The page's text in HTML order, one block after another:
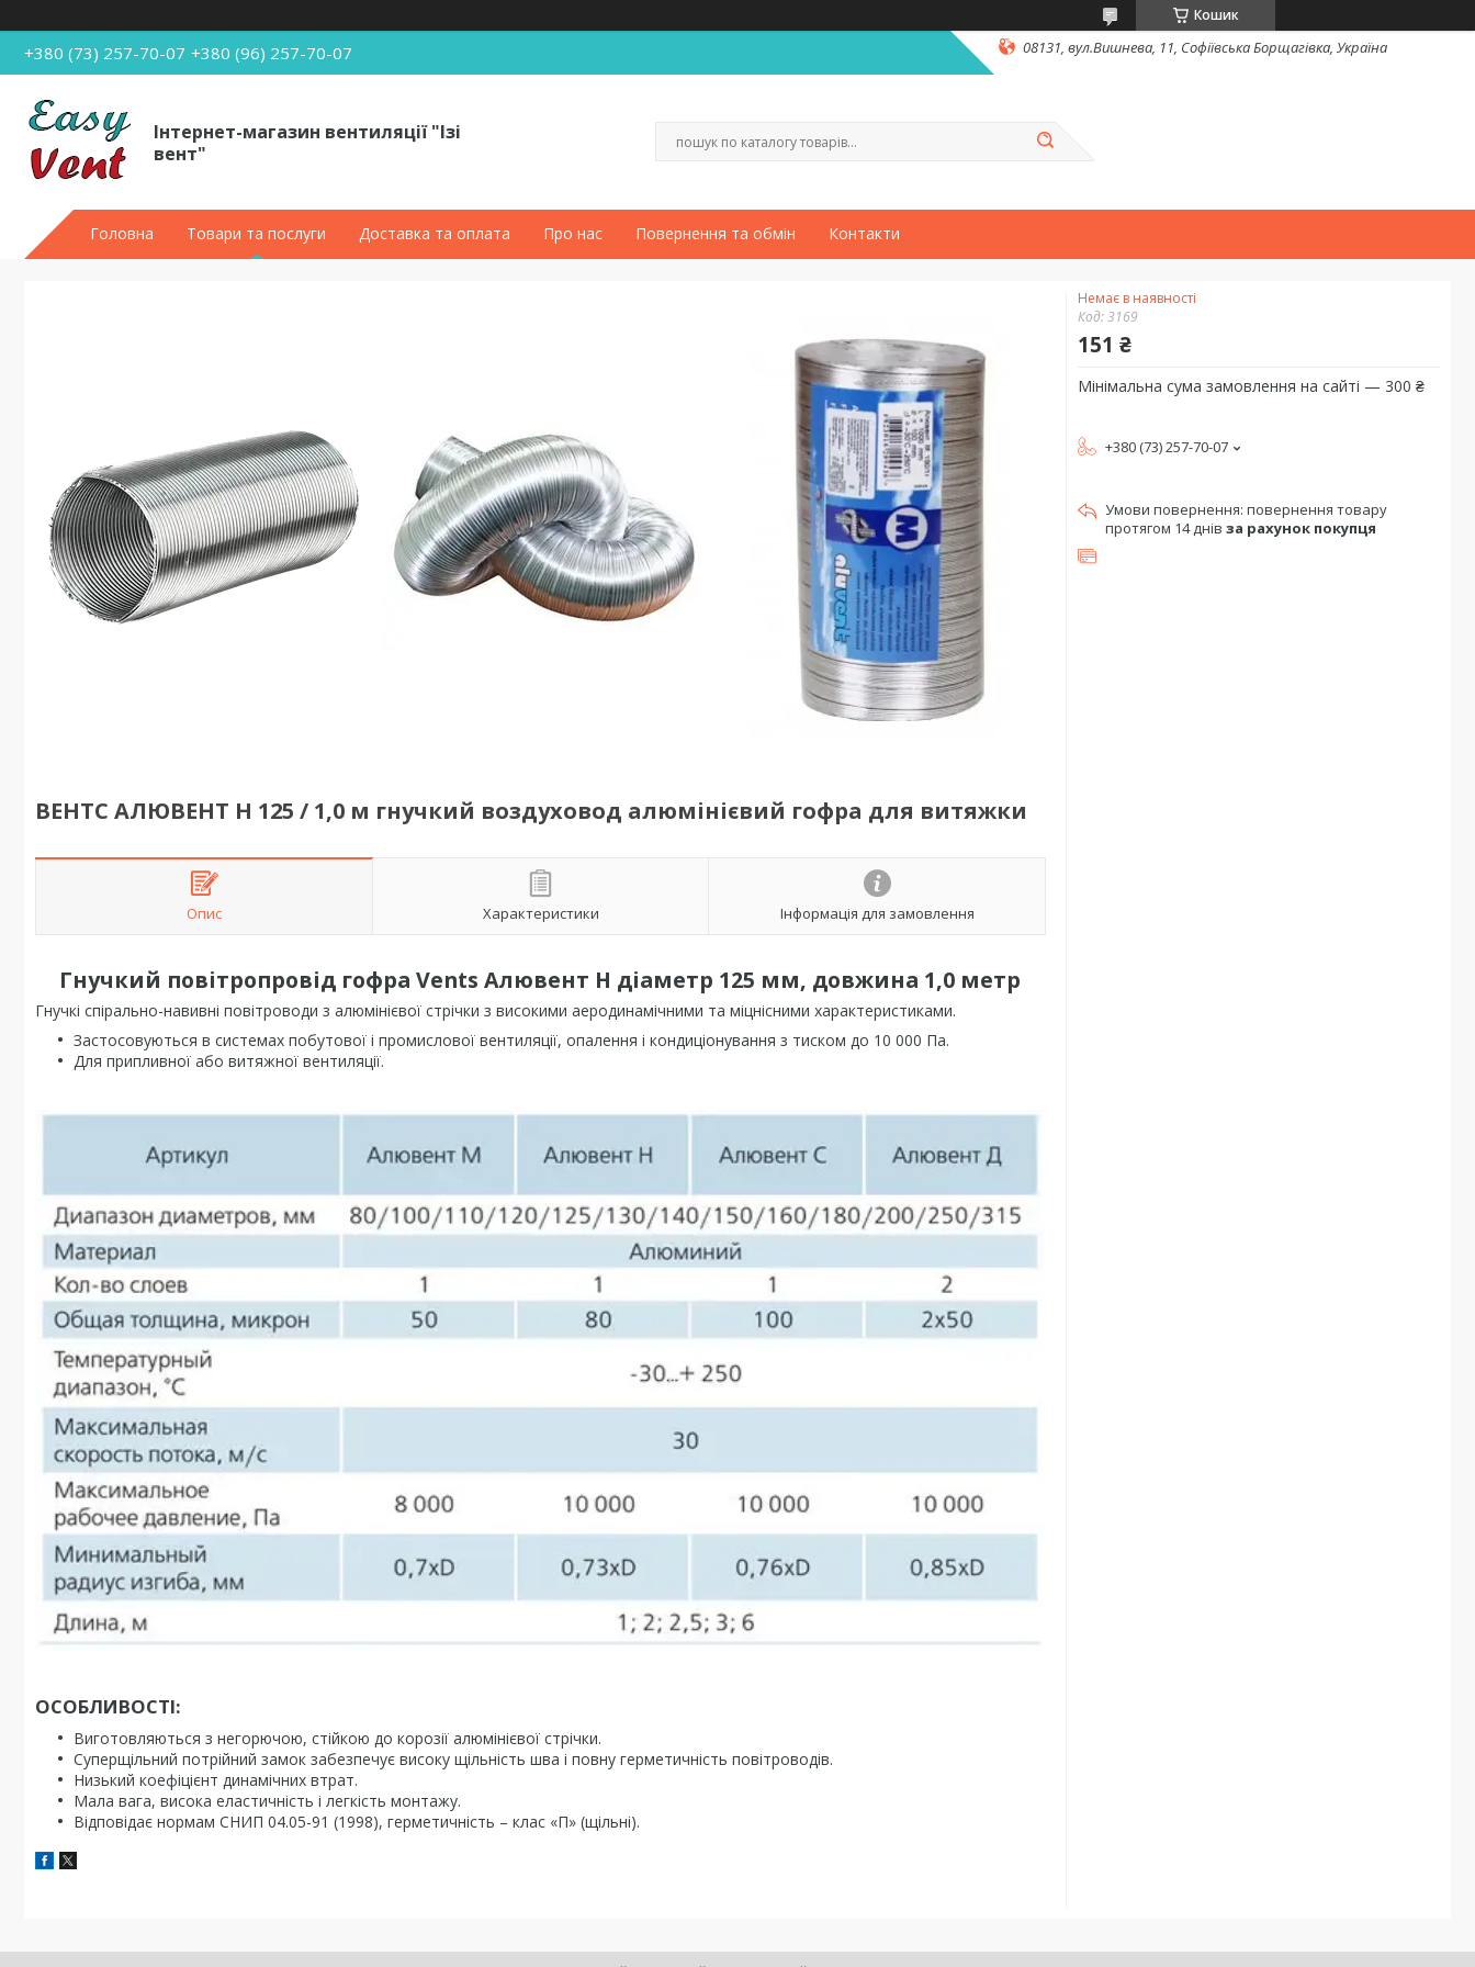
Кошик
+380 (73) 257-70-07 +380 (96) 257-70-07 08131, вул.Вишнева, 11, Софіївська Борщагівка, Україна
Інтернет-магазин вентиляції "Ізі
вент"
Головна Товари та послуги Доставка та оплата Про нас Повернення та обмін Контакти
ВЕНТС АЛЮВЕНТ Н 125 / 1,0 м гнучкий воздуховод алюмінієвий гофра для витяжки
Опис Характеристики Інформація для замовлення
Гнучкий повітропровід гофра Vents Алювент Н діаметр 125 мм, довжина 1,0 метр
Гнучкі спірально-навивні повітроводи з алюмінієвої стрічки з високими аеродинамічними та міцнісними характеристиками.
Застосовуються в системах побутової і промислової вентиляції, опалення і кондиціонування з тиском до 10 000 Па.
Для припливної або витяжної вентиляції.
ОСОБЛИВОСТІ:
Виготовляються з негорючою, стійкою до корозії алюмінієвої стрічки.
Суперщільний потрійний замок забезпечує високу щільність шва і повну герметичність повітроводів.
Низький коефіцієнт динамічних втрат.
Мала вага, висока еластичність і легкість монтажу.
Відповідає нормам СНИП 04.05-91 (1998), герметичність – клас «П» (щільні).
Немає в наявності
Код:3169
151 ₴
Мінімальна сума замовлення на сайті — 300 ₴
+380 (73) 257-70-07
повернення товару
протягом 14 днів за рахунок покупця